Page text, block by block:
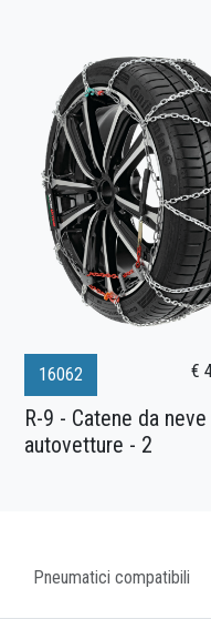
16062 €
R-9 - Catene da neve
autovetture - 2
Pneumatici compatibili